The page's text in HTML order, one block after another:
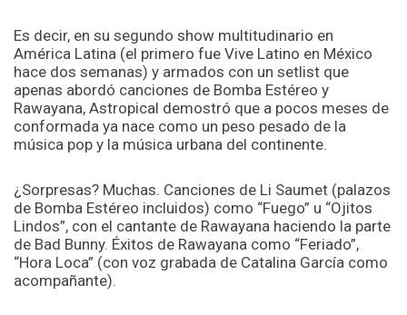
Es decir, en su segundo show multitudinario en
América Latina (el primero fue Vive Latino en México
hace dos semanas) y armados con un setlist que
apenas abordó canciones de Bomba Estéreo y
Rawayana, Astropical demostró que a pocos meses de
conformada ya nace como un peso pesado de la
música pop y la música urbana del continente.
¿Sorpresas? Muchas. Canciones de Li Saumet (palazos
de Bomba Estéreo incluidos) como “Fuego” u “Ojitos
Lindos”, con el cantante de Rawayana haciendo la parte
de Bad Bunny. Éxitos de Rawayana como “Feriado”,
“Hora Loca” (con voz grabada de Catalina García como
acompañante).